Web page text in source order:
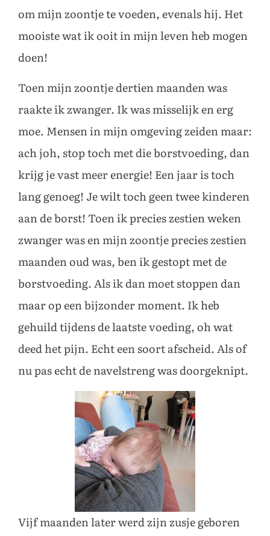
om mijn zoontje te voeden, evenals hij. Het
mooiste wat ik ooit in mijn leven heb mogen
doen!
Toen mijn zoontje dertien maanden was
raakte ik zwanger. Ik was misselijk en erg
moe. Mensen in mijn omgeving zeiden maar:
ach joh, stop toch met die borstvoeding, dan
krijg je vast meer energie! Een jaar is toch
lang genoeg! Je wilt toch geen twee kinderen
aan de borst! Toen ik precies zestien weken
zwanger was en mijn zoontje precies zestien
maanden oud was, ben ik gestopt met de
borstvoeding. Als ik dan moet stoppen dan
maar op een bijzonder moment. Ik heb
gehuild tijdens de laatste voeding, oh wat
deed het pijn. Echt een soort afscheid. Als of
nu pas echt de navelstreng was doorgeknipt.
Vijf maanden later werd zijn zusje geboren